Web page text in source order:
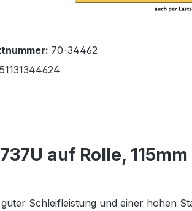
70-34462
auf Rolle, 115mm
Schleifleistung und einer hohen